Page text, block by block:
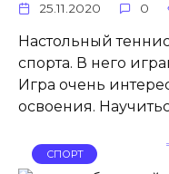
25.11.2020 0
Настольный
спорта. В него
Игра очень
освоения.
СПОРТ